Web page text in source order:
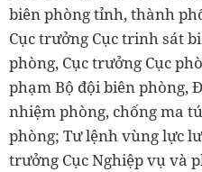
biên phòng tỉnh, thành
Cục trưởng Cục trinh sát
phòng, Cục trưởng Cục
phạm Bộ đội biên phòng,
nhiệm phòng, chống ma
phòng; Tư lệnh vùng lực
trưởng Cục Nghiệp vụ và